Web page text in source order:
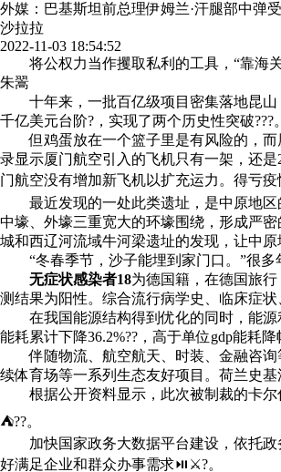
外媒：巴基斯坦前总理伊姆兰·汗腿部中弹
沙拉拉
2022-11-03 18:54:52
将公权力当作攫取私利的工具，“靠海关
朱翯
十年来，一批百亿级项目密集落地昆山
千亿美元台阶?，实现了两个历史性突破???。
但鸡蛋放在一个篮子里是有风险的，而
录显示厦门航空引入的飞机只有一架，还
门航空没有增加新飞机以扩充运力。得亏
最近发现的一处此类遗址，是中原地区的
中壕、外壕三重宽大的环壕围绕，形成严
城和西辽河流域牛河梁遗址的发现，让中原
“冬春季节，沙子能埋到家门口。”很多
无症状感染者18为德国籍，在德国旅
测结果为阳性。综合流行病学史、临床症状
在我国能源结构得到优化的同时，能源
能耗累计下降36.2%??，高于单位gdp能耗降
伴随物流、航空航天、时装、金融咨询
续体育场等一系列生态友好项目。荷兰史
根据公开资料显示，此次被制裁的卡尔
⛺??。
加快国家政务大数据平台建设，依托政
好满足企业和群众办事需求⏯⚔?。